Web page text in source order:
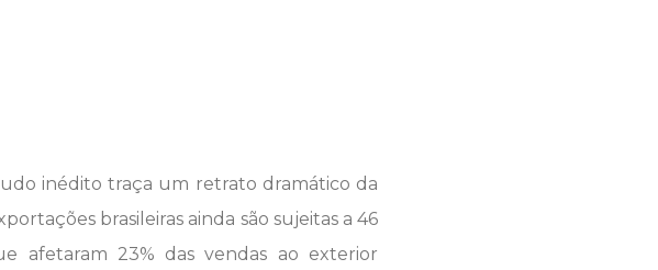
inédito traça um retrato dramático da
brasileiras ainda são sujeitas a 46
afetaram 23% das vendas ao exterior